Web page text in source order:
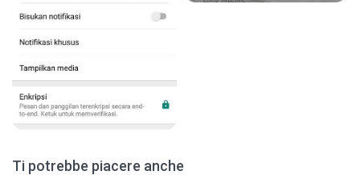
Ti potrebbe piacere anche